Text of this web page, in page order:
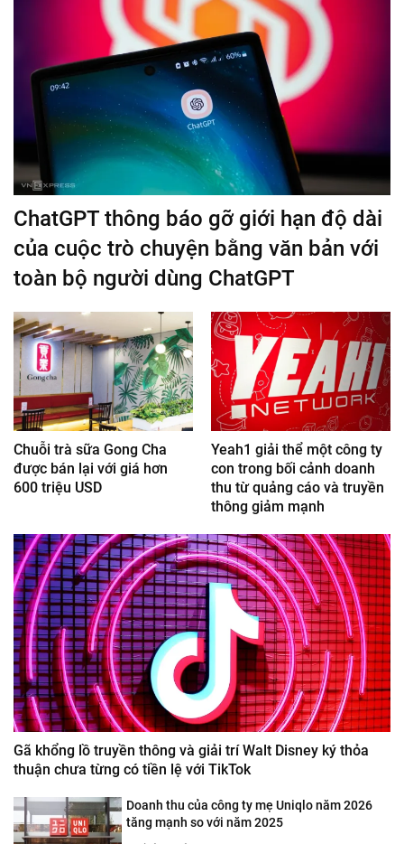
ChatGPT thông báo gỡ giới hạn độ dài
của cuộc trò chuyện bằng văn bản với
toàn bộ người dùng ChatGPT
Chuỗi trà sữa Gong Cha
được bán lại với giá hơn
600 triệu USD
Yeah1 giải thể một công ty
con trong bối cảnh doanh
thu từ quảng cáo và truyền
thông giảm mạnh
Gã khổng lồ truyền thông và giải trí Walt Disney ký thỏa
thuận chưa từng có tiền lệ với TikTok
Doanh thu của công ty mẹ Uniqlo năm 2026
tăng mạnh so với năm 2025